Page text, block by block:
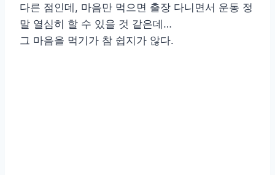
다른 점인데, 마음만 먹으면 출장 다니면서 운동 정
말 열심히 할 수 있을 것 같은데…
그 마음을 먹기가 참 쉽지가 않다.